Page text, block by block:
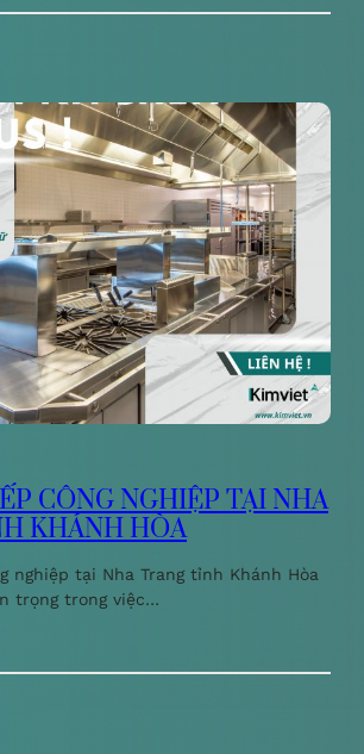
CÔNG NGHIỆP TẠI NHA
KHÁNH HÒA
nghiệp tại Nha Trang tỉnh Khánh Hòa
trọng trong việc…